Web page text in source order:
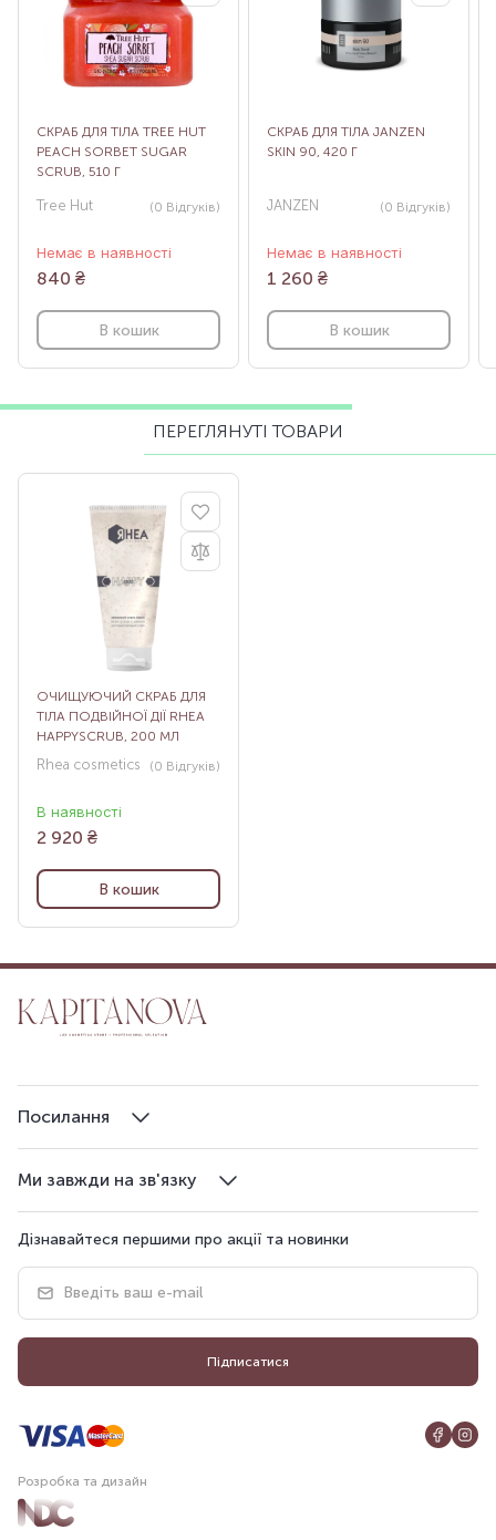
СКРАБ ДЛЯ ТІЛА TREE HUT
PEACH SORBET SUGAR
SCRUB, 510 Г
Tree Hut (0 Відгуків)
Немає в наявності
840 ₴
В кошик
СКРАБ ДЛЯ ТІЛА JANZEN
SKIN 90, 420 Г
JANZEN (0 Відгуків)
Немає в наявності
1 260 ₴
В кошик
ПЕРЕГЛЯНУТІ ТОВАРИ
ОЧИЩУЮЧИЙ СКРАБ ДЛЯ
ТІЛА ПОДВІЙНОЇ ДІЇ RHEA
HAPPYSCRUB, 200 МЛ
Rhea cosmetics (0 Відгуків)
В наявності
2 920 ₴
В кошик
Ми завжди на зв'язку
Посилання
Дізнавайтеся першими про акції та новинки
Підписатися
Розробка та дизайн